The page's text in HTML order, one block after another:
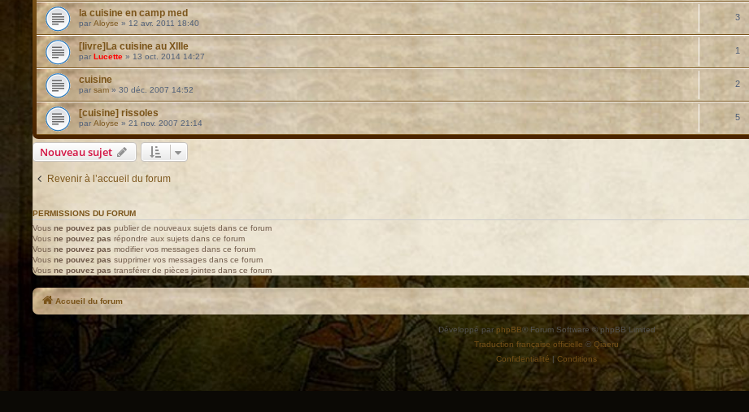
la cuisine en camp med
par Aloyse » 12 avr. 2011 18:40
3
[livre]La cuisine au XIIIe
par Lucette » 13 oct. 2014 14:27
1
cuisine
par sam » 30 déc. 2007 14:52
2
[cuisine] rissoles
par Aloyse » 21 nov. 2007 21:14
5
Nouveau sujet
Revenir à l’accueil du forum
PERMISSIONS DU FORUM
Vous ne pouvez pas publier de nouveaux sujets dans ce forum
Vous ne pouvez pas répondre aux sujets dans ce forum
Vous ne pouvez pas modifier vos messages dans ce forum
Vous ne pouvez pas supprimer vos messages dans ce forum
Vous ne pouvez pas transférer de pièces jointes dans ce forum
Accueil du forum
Développé par phpBB® Forum Software © phpBB Limited
Traduction française officielle © Qiaeru
Confidentialité | Conditions